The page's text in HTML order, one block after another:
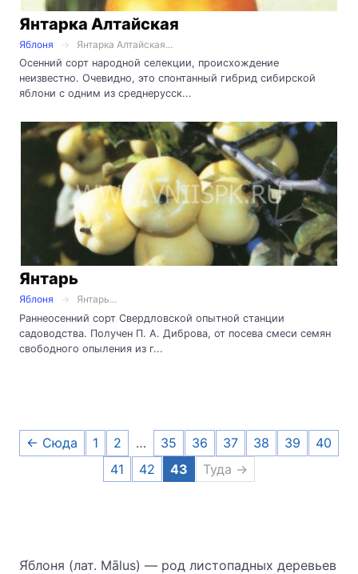
Янтарка Алтайская
Яблоня
Янтарка Алтайская...
Осенний сорт народной селекции, происхождение
неизвестно. Очевидно, это спонтанный гибрид сибирской
яблони с одним из среднерусск...
Янтарь
Яблоня
Янтарь...
Раннеосенний сорт Свердловской опытной станции
садоводства. Получен П. А. Диброва, от посева смеси семян
свободного опыления из г...
← Сюда 1 2 … 35 36 37 38 39
40
41
42 43 Туда →
Я́блоня (лат. Mālus) — род листопадных деревьев